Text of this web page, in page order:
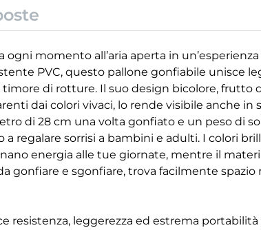
ogni momento all’aria aperta in
PVC, questo pallone gonfiabile unisce
timore di rotture. Il suo design bicolore, frutto
dai colori vivaci, lo rende visibile anche
di 28 cm una volta gonfiato e un peso di
regalare sorrisi a bambini e adulti. I colori
energia alle tue giornate, mentre il
gonfiare e sgonfiare, trova facilmente spazio
resistenza, leggerezza ed estrema portabilità